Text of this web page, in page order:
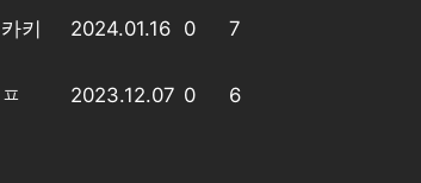
카키 2024.01.16 0 7
ㅍ 2023.12.07 0 6